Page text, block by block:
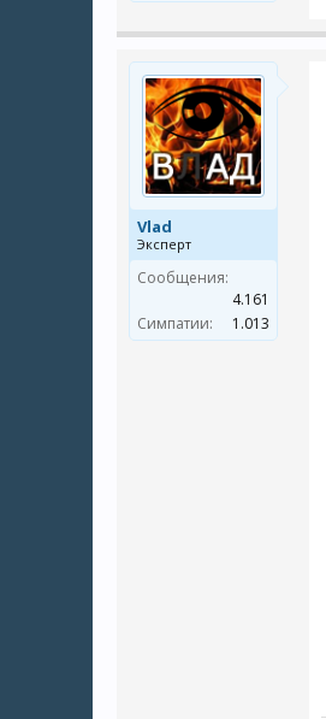
Vlad
Эксперт
Сообщения:
4.161
Симпатии:
1.013